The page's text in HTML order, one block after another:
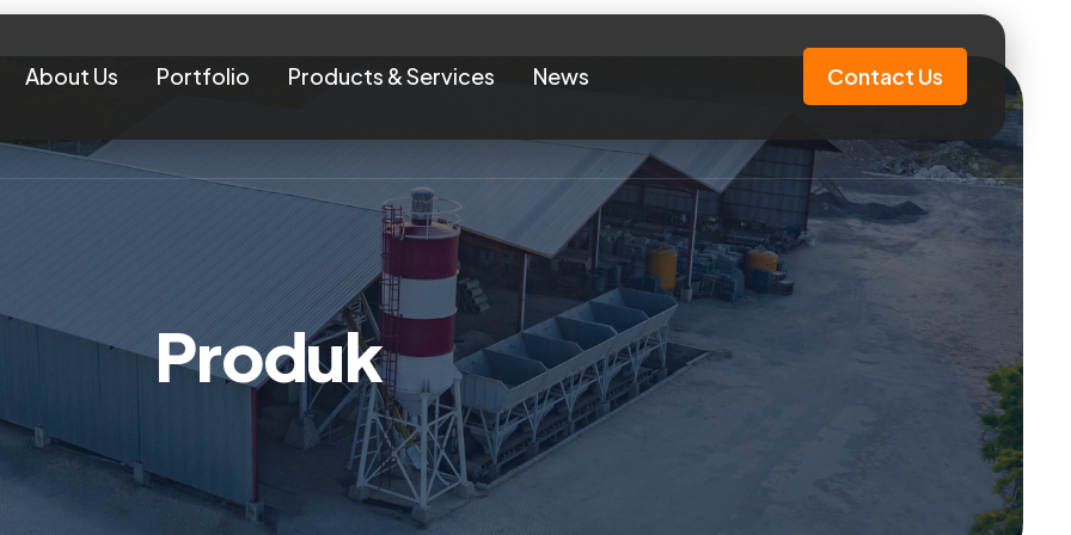
About Us Portfolio Products & Services News Contact Us
Produk